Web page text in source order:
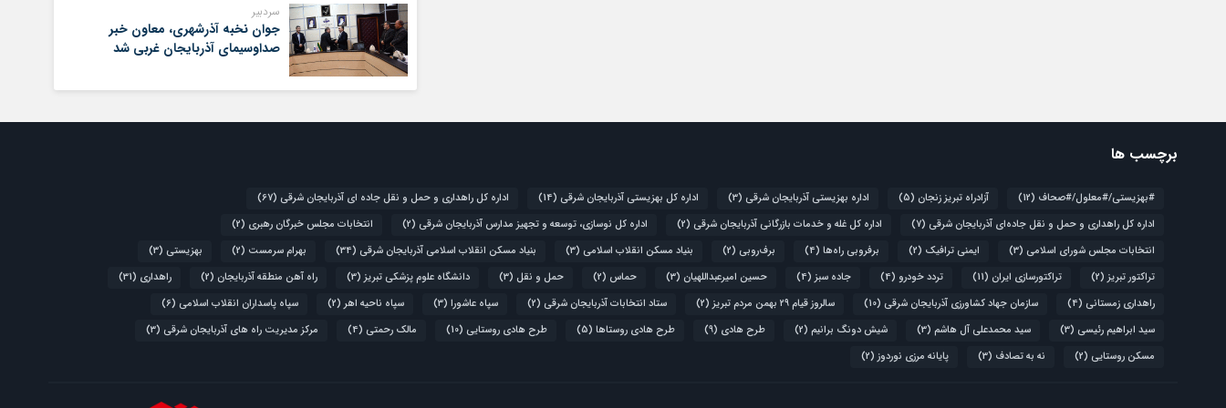
سردبیر
جوان نخبه آذرشهری، معاون خبر
صداوسیمای آذربایجان غربی شد
برچسب ها
#بهزیستی/#معلول/#صحاف (12) آزادراه تبریز زنجان (5) اداره بهزیستی آذربایجان شرقی (3) اداره کل بهزیستی آذربایجان شرقی (14) اداره کل راهداری و حمل و نقل جاده ای آذربایجان شرقی (67)
اداره کل راهداری و حمل و نقل جاده‌ای آذربایجان شرقی (7) اداره کل غله و خدمات بازرگانی آذربایجان شرقی (2) اداره کل نوسازی، توسعه و تجهیز مدارس آذربایجان شرقی (2) انتخابات مجلس خبرگان رهبری (2)
انتخابات مجلس شورای اسلامی (3) ایمنی ترافیک (2) برفروبی راه‌ها (4) برف‌روبی (2) بنیاد مسکن انقلاب اسلامی (3) بنیاد مسکن انقلاب اسلامی آذربایجان شرقی (34) بهرام سرمست (2) بهزیستی (3)
تراکتور تبریز (2) تراکتورسازی ایران (11) تردد خودرو (4) جاده سبز (4) حسین امیرعبداللهیان (3) حماس (2) حمل و نقل (3) دانشگاه علوم پزشکی تبریز (3) راه آهن منطقه آذربایجان (2) راهداری (31)
راهداری زمستانی (4) سازمان جهاد کشاورزی آذربایجان شرقی (10) سالروز قیام ۲۹ بهمن مردم تبریز (2) ستاد انتخابات آذربایجان شرقی (2) سپاه عاشورا (3) سپاه ناحیه اهر (2) سپاه پاسداران انقلاب اسلامی (6)
سید ابراهیم رئیسی (3) سید محمدعلی آل هاشم (3) شیش دونگ برانیم (2) طرح هادی (9) طرح هادی روستاها (5) طرح هادی روستایی (10) مالک رحمتی (4) مرکز مدیریت راه های آذربایجان شرقی (3)
مسکن روستایی (2) نه به تصادف (3) پایانه مرزی نوردوز (2)